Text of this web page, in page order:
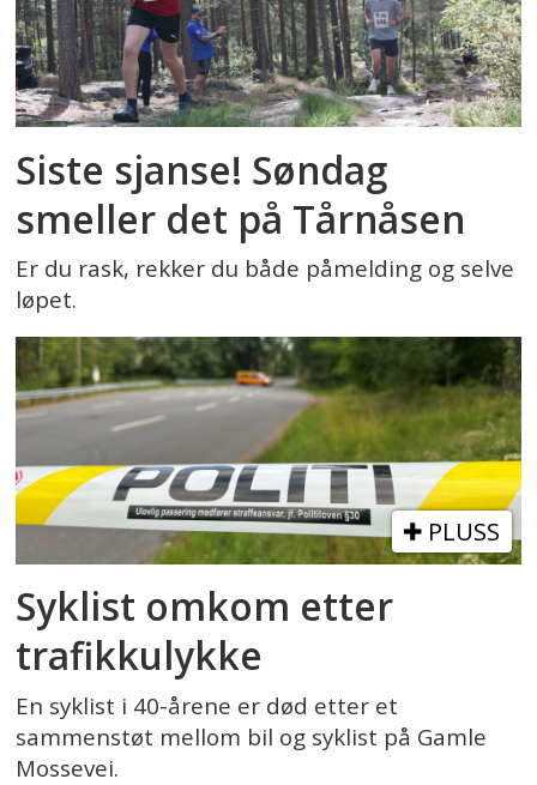
Siste sjanse! Søndag
smeller det på Tårnåsen
Er du rask, rekker du både påmelding og selve
løpet.
PLUSS
Syklist omkom etter
trafikkulykke
En syklist i 40-årene er død etter et
sammenstøt mellom bil og syklist på Gamle
Mossevei.